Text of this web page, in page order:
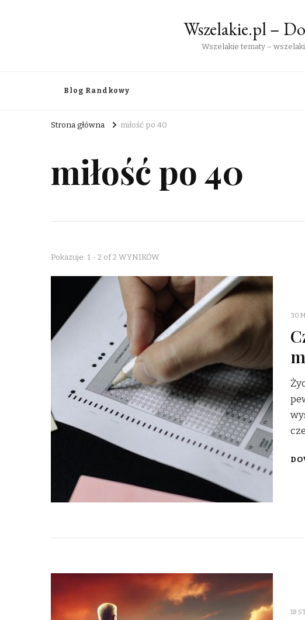
Wszelakie.pl –
Wszelakie tematy –
Blog Randkowy
Strona główna miłość po 40
miłość po 40
Pokazuje: 1 - 2 of 2 WYNIKÓW
30
18